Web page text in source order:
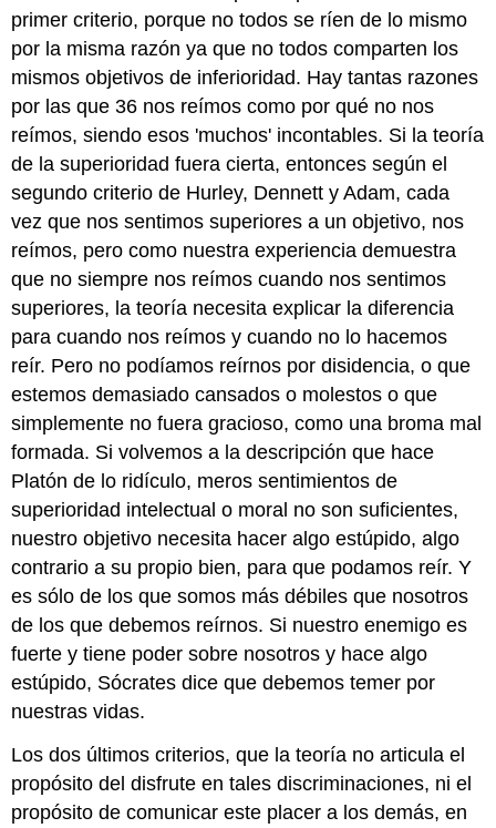
primer criterio, porque no todos se ríen de lo mismo
por la misma razón ya que no todos comparten los
mismos objetivos de inferioridad. Hay tantas razones
por las que 36 nos reímos como por qué no nos
reímos, siendo esos 'muchos' incontables. Si la teoría
de la superioridad fuera cierta, entonces según el
segundo criterio de Hurley, Dennett y Adam, cada
vez que nos sentimos superiores a un objetivo, nos
reímos, pero como nuestra experiencia demuestra
que no siempre nos reímos cuando nos sentimos
superiores, la teoría necesita explicar la diferencia
para cuando nos reímos y cuando no lo hacemos
reír. Pero no podíamos reírnos por disidencia, o que
estemos demasiado cansados o molestos o que
simplemente no fuera gracioso, como una broma mal
formada. Si volvemos a la descripción que hace
Platón de lo ridículo, meros sentimientos de
superioridad intelectual o moral no son suficientes,
nuestro objetivo necesita hacer algo estúpido, algo
contrario a su propio bien, para que podamos reír. Y
es sólo de los que somos más débiles que nosotros
de los que debemos reírnos. Si nuestro enemigo es
fuerte y tiene poder sobre nosotros y hace algo
estúpido, Sócrates dice que debemos temer por
nuestras vidas.
Los dos últimos criterios, que la teoría no articula el
propósito del disfrute en tales discriminaciones, ni el
propósito de comunicar este placer a los demás, en